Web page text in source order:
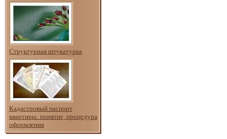
Структурная штукатурка
Кадастровый паспорт
квартиры: понятие, процедура
оформления